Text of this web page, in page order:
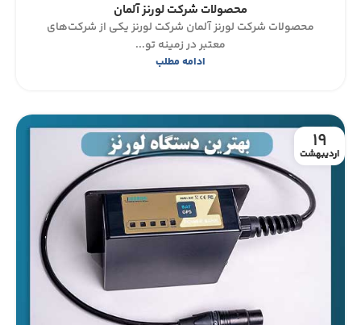
محصولات شرکت لورنز آلمان
محصولات شرکت لورنز آلمان شرکت لورنز یکی از شرکت‌های
معتبر در زمینه تو...
ادامه مطلب
19
اردیبهشت